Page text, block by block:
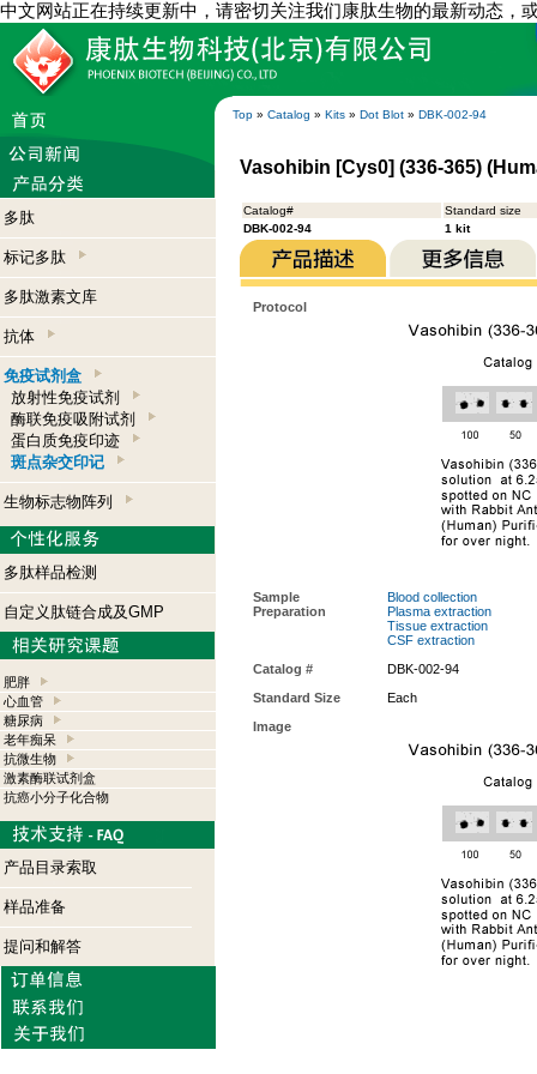
中文网站正在持续更新中，请密切关注我们康肽生物的最新动态，
Top » Catalog » Kits » Dot Blot » DBK-002-94
多肽
标记多肽
多肽激素文库
抗体
免疫试剂盒
放射性免疫试剂
酶联免疫吸附试剂
蛋白质免疫印迹
斑点杂交印记
生物标志物阵列
多肽样品检测
自定义肽链合成及GMP
肥胖
心血管
糖尿病
老年痴呆
抗微生物
激素酶联试剂盒
抗癌小分子化合物
产品目录索取
样品准备
提问和解答
Vasohibin [Cys0] (336-365)
Catalog#
Standard size
DBK-002-94
1 kit
Protocol
Sample
Preparation
Blood collection
Plasma extraction
Tissue extraction
CSF extraction
Catalog #
DBK-002-94
Standard Size
Each
Image